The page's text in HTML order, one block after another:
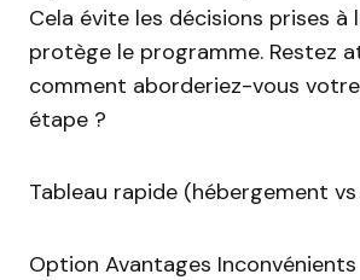
Cela évite les décisions prises
protège le programme. Restez
comment aborderiez-vous
étape ?
Tableau rapide (hébergement
Option Avantages Inconvénients